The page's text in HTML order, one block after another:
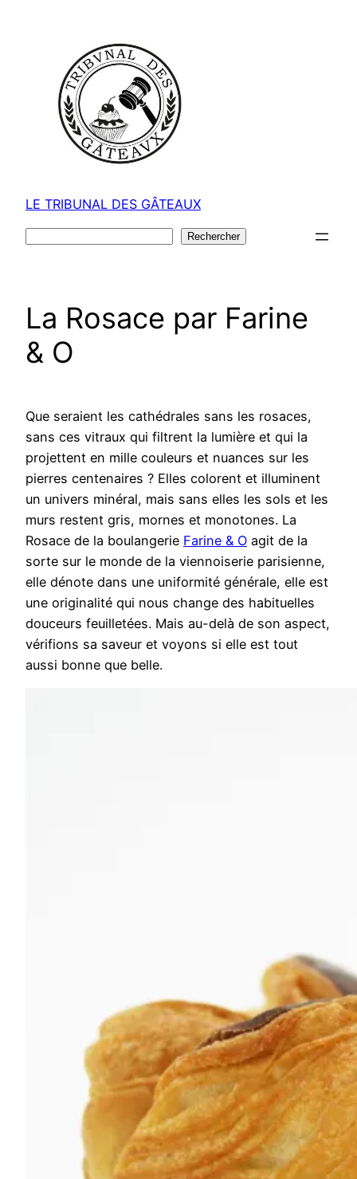
LE TRIBUNAL DES GÂTEAUX
Rechercher
La Rosace par Farine
& O
Que seraient les cathédrales sans les rosaces,
sans ces vitraux qui filtrent la lumière et qui la
projettent en mille couleurs et nuances sur les
pierres centenaires ? Elles colorent et illuminent
un univers minéral, mais sans elles les sols et les
murs restent gris, mornes et monotones. La
Rosace de la boulangerie Farine & O agit de la
sorte sur le monde de la viennoiserie parisienne,
elle dénote dans une uniformité générale, elle est
une originalité qui nous change des habituelles
douceurs feuilletées. Mais au-delà de son aspect,
vérifions sa saveur et voyons si elle est tout
aussi bonne que belle.